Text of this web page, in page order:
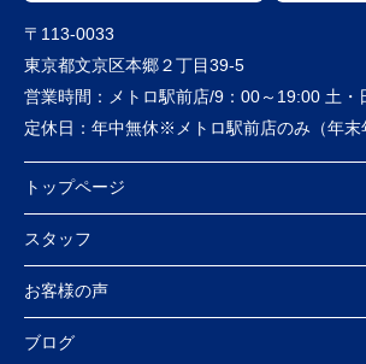
〒113-0033
東京都文京区本郷２丁目39-5
営業時間：
メトロ駅前店/9：00～19:00 土
定休日： 年中無休※メトロ駅前店のみ（年末
トップページ
スタッフ
お客様の声
ブログ